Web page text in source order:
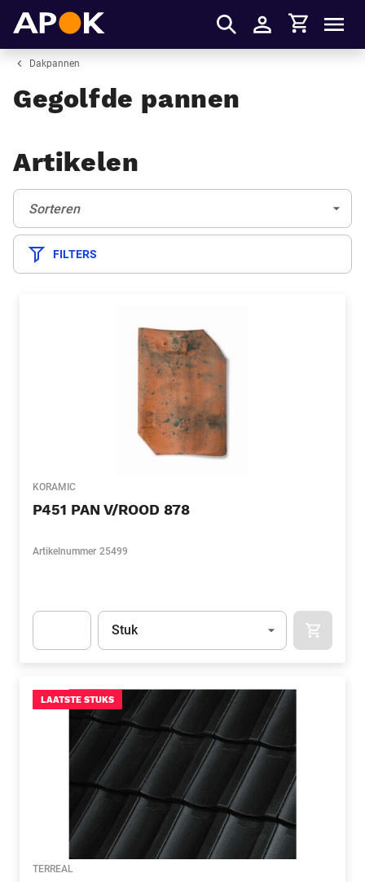
Inloggen
Winkelmandje
Dakpannen
Gegolfde pannen
Artikelen
Sorteren:
Sorteren
FILTERS
KORAMIC
P451 PAN V/ROOD 878
Artikelnummer 25499
Eenheid
Stuk
LAATSTE STUKS
TERREAL